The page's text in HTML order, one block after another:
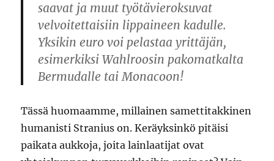
saavat ja muut työtävieroksuvat
velvoitettaisiin lippaineen kadulle.
Yksikin euro voi pelastaa yrittäjän,
esimerkiksi Wahlroosin pakomatkalta
Bermudalle tai Monacoon!
Tässä huomaamme, millainen samettitakkinen
humanisti Stranius on. Keräyksinkö pitäisi
paikata aukkoja, joita lainlaatijat ovat